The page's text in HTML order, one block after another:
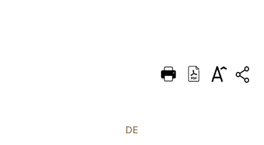
DEUTSCH
DE